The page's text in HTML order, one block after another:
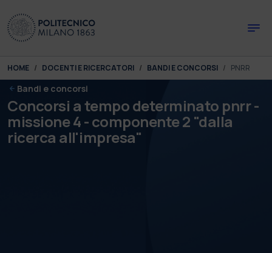
You are here:
HOME DOCENTI E RICERCATORI BANDI E CONCORSI PNRR
Bandi e concorsi
Concorsi a tempo determinato pnrr -
missione 4 - componente 2 "dalla
ricerca all'impresa"